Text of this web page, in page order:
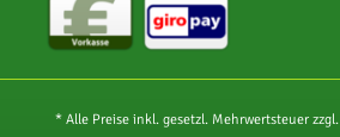
* Alle Preise inkl. gesetzl. Mehrwertsteuer zzgl.